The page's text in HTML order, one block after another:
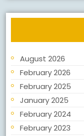
August 2026
February 2026
February 2025
January 2025
February 2024
February 2023